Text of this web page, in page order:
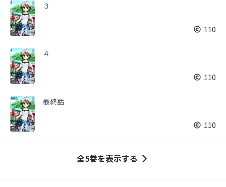
３
110
４
110
最終話
110
全5巻を表示する